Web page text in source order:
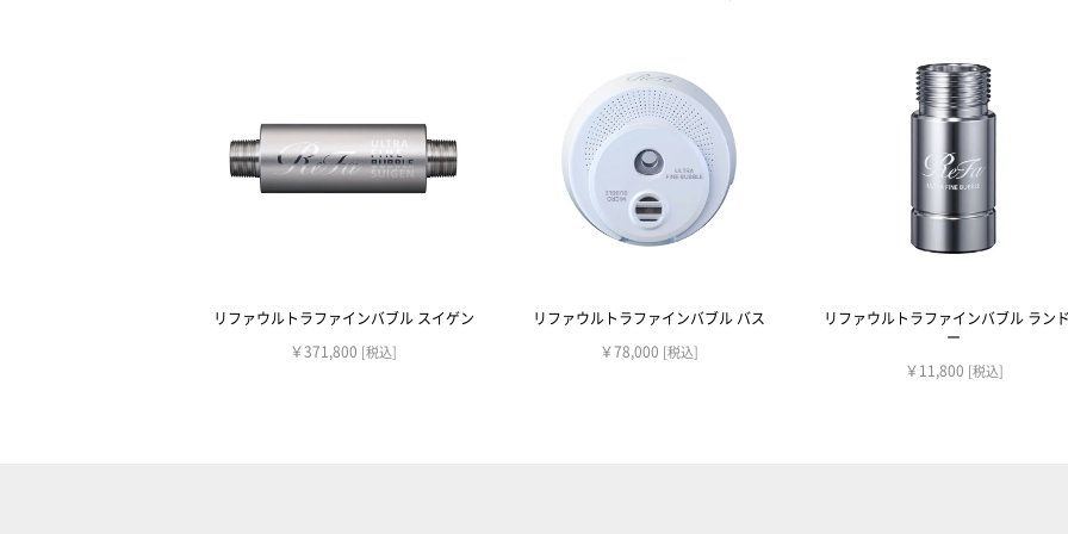
リファウルトラファインバブル スイゲン
￥371,800 [税込]
リファウルトラファインバブル バス
￥78,000 [税込]
リファウルトラファインバブル ラン
ー
￥11,800 [税込]